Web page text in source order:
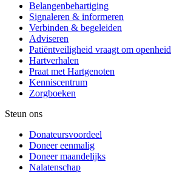
Belangenbehartiging
Signaleren & informeren
Verbinden & begeleiden
Adviseren
Patiëntveiligheid vraagt om openheid
Hartverhalen
Praat met Hartgenoten
Kenniscentrum
Zorgboeken
Steun ons
Donateursvoordeel
Doneer eenmalig
Doneer maandelijks
Nalatenschap